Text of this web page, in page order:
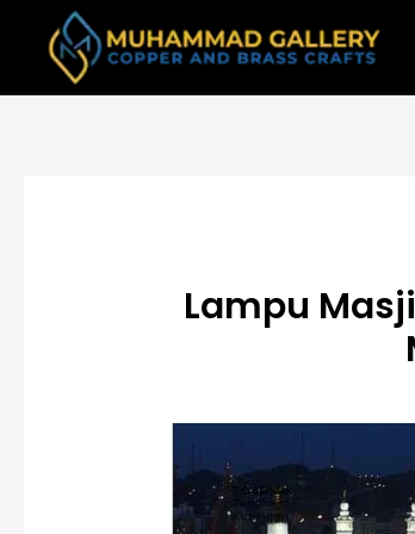
konten
Lampu